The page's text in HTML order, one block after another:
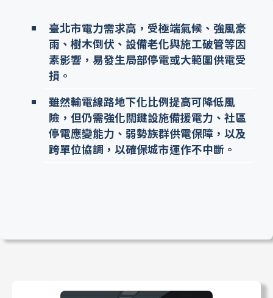
臺北市電力需求高，受極端氣候、強風豪
雨、樹木倒伏、設備老化與施工破管等因
素影響，易發生局部停電或大範圍供電受
損。
雖然輸電線路地下化比例提高可降低風
險，但仍需強化關鍵設施備援電力、社區
停電應變能力、弱勢族群供電保障，以及
跨單位協調，以確保城市運作不中斷。